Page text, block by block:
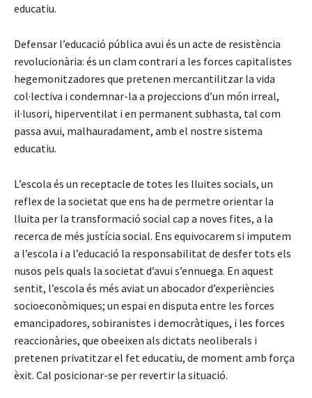
educatiu.
Defensar l’educació pública avui és un acte de resistència
revolucionària: és un clam contrari a les forces capitalistes
hegemonitzadores que pretenen mercantilitzar la vida
col·lectiva i condemnar-la a projeccions d’un món irreal,
il·lusori, hiperventilat i en permanent subhasta, tal com
passa avui, malhauradament, amb el nostre sistema
educatiu.
L’escola és un receptacle de totes les lluites socials, un
reflex de la societat que ens ha de permetre orientar la
lluita per la transformació social cap a noves fites, a la
recerca de més justícia social. Ens equivocarem si imputem
a l’escola i a l’educació la responsabilitat de desfer tots els
nusos pels quals la societat d’avui s’ennuega. En aquest
sentit, l’escola és més aviat un abocador d’experiències
socioeconòmiques; un espai en disputa entre les forces
emancipadores, sobiranistes i democràtiques, i les forces
reaccionàries, que obeeixen als dictats neoliberals i
pretenen privatitzar el fet educatiu, de moment amb força
èxit. Cal posicionar-se per revertir la situació.